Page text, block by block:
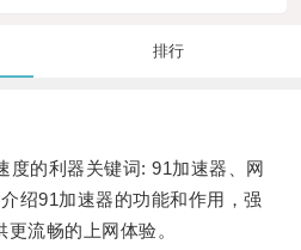
排行
的利器关键词: 91加速器、网
绍91加速器的功能和作用，强
流畅的上网体验。